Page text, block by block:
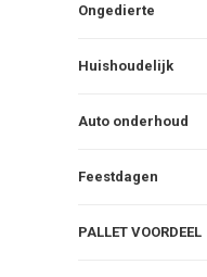
Ongedierte
Huishoudelijk
Auto onderhoud
Feestdagen
PALLET VOORDEEL